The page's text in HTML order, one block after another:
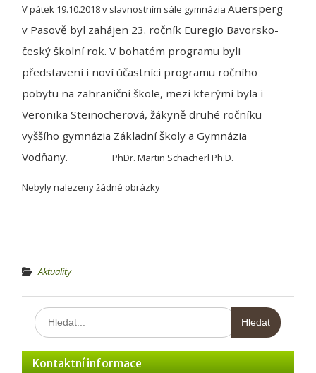
V pátek 19.10.2018 v slavnostním sále gymnázia Auersperg
v Pasově byl zahájen 23. ročník Euregio Bavorsko-
český školní rok. V bohatém programu byli
představeni i noví účastníci programu ročního
pobytu na zahraniční škole, mezi kterými byla i
Veronika Steinocherová, žákyně druhé ročníku
vyššího gymnázia Základní školy a Gymnázia
Vodňany.
PhDr. Martin Schacherl Ph.D.
Nebyly nalezeny žádné obrázky
Aktuality
Hledat:
Kontaktní informace